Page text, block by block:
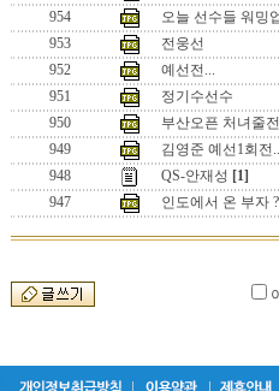
954
오늘 선수들 워밍
953
전웅선
952
예선전...
951
정기수선수
950
부산오픈 처녀줄
949
김영준 예선1회전..
948
QS-안재성 [1]
947
인도에서 온 부자